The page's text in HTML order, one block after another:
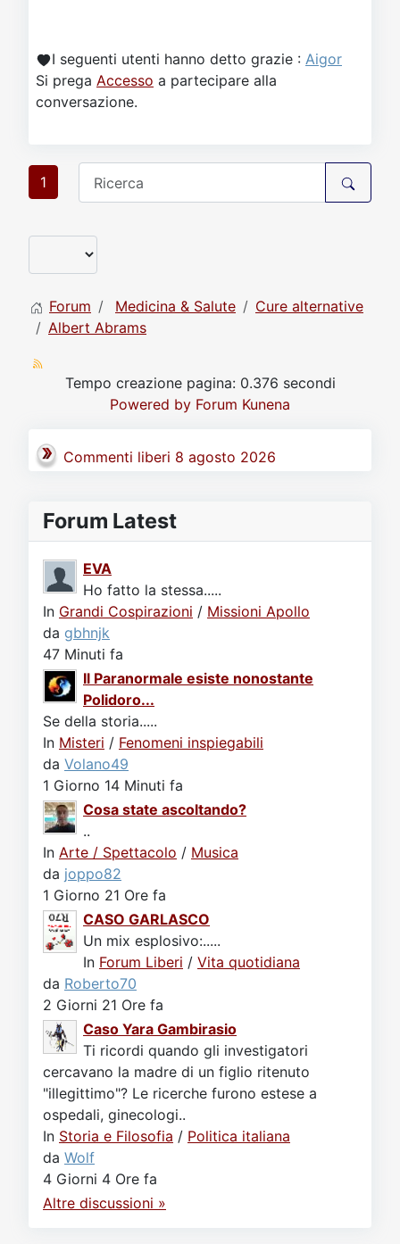
I seguenti utenti hanno detto grazie : Aigor
Si prega Accesso a partecipare alla
conversazione.
1
Forum Medicina & Salute
Cure alternative
Albert Abrams
Tempo creazione pagina: 0.376 secondi
Powered by Forum Kunena
Commenti liberi 8 agosto 2026
Forum Latest
EVA
Ho fatto la stessa.....
In Grandi Cospirazioni / Missioni Apollo
da gbhnjk
47 Minuti fa
Il Paranormale esiste nonostante
Polidoro...
Se della storia.....
In Misteri / Fenomeni inspiegabili
da Volano49
1 Giorno 14 Minuti fa
Cosa state ascoltando?
..
In Arte / Spettacolo / Musica
da joppo82
1 Giorno 21 Ore fa
CASO GARLASCO
Un mix esplosivo:.....
In Forum Liberi / Vita quotidiana
da Roberto70
2 Giorni 21 Ore fa
Caso Yara Gambirasio
Ti ricordi quando gli investigatori
cercavano la madre di un figlio ritenuto
"illegittimo"? Le ricerche furono estese a
ospedali, ginecologi..
In Storia e Filosofia / Politica italiana
da Wolf
4 Giorni 4 Ore fa
Altre discussioni »